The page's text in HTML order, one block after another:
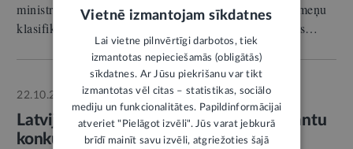
ministrijas (ZM) ierosinātos grozījumus dzīvnieku liemeņu
klasifikācijas noteikumos, tādējādi atbrīvojot “Pārtikas…
22.10.2024. RELĪZE Autors:Latvijas Dabas fonds
Latvijas Dabas fonds izsludina mazo grantu
konkursu inovatīvu pļavas produktu
Vietnē izmantojam sīkdatnes
Lai vietne pilnvērtīgi darbotos, tiek
izmantotas nepieciešamās (obligātās)
sīkdatnes. Ar Jūsu piekrišanu var tikt
izmantotas vēl citas – statistikas, sociālo
mediju un funkcionalitātes. Papildinformācijai
atveriet "Pielāgot izvēli". Jūs varat jebkurā
brīdī mainīt savu izvēli, atgriežoties šajā